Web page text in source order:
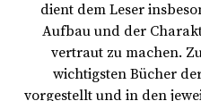
dient dem Leser
Aufbau und der
vertraut zu machen.
wichtigsten Bücher
vorgestellt und in den